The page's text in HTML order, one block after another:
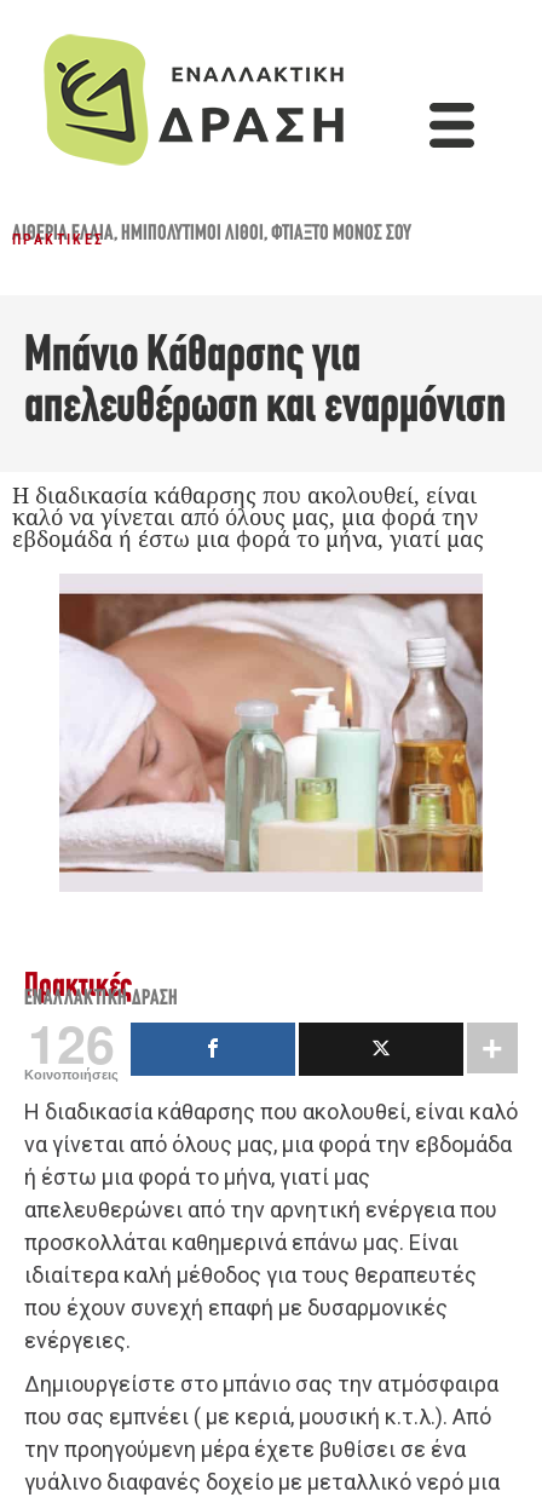
ΑΙΘΈΡΙΑ ΈΛΑΙΑ,ΗΜΙΠΟΛΎΤΙΜΟΙ ΛΊΘΟΙ,ΦΤΙΆΞΤΟ ΜΌΝΟΣ ΣΟΥ
ΠΡΑΚΤΙΚΈΣ
Μπάνιο Κάθαρσης για
απελευθέρωση και εναρμόνιση
Η διαδικασία κάθαρσης που ακολουθεί, είναι
καλό να γίνεται από όλους μας, μια φορά την
εβδομάδα ή έστω μια φορά το μήνα, γιατί μας
Πρακτικές
ΕΝΑΛΛΑΚΤΙΚΉ ΔΡΆΣΗ
126
Κοινοποιήσεις
Η διαδικασία κάθαρσης που ακολουθεί, είναι καλό
να γίνεται από όλους μας, μια φορά την εβδομάδα
ή έστω μια φορά το μήνα, γιατί μας
απελευθερώνει από την αρνητική ενέργεια που
προσκολλάται καθημερινά επάνω μας. Είναι
ιδιαίτερα καλή μέθοδος για τους θεραπευτές
που έχουν συνεχή επαφή με δυσαρμονικές
ενέργειες.
Δημιουργείστε στο μπάνιο σας την ατμόσφαιρα
που σας εμπνέει ( με κεριά, μουσική κ.τ.λ.). Από
την προηγούμενη μέρα έχετε βυθίσει σε ένα
γυάλινο διαφανές δοχείο με μεταλλικό νερό μια